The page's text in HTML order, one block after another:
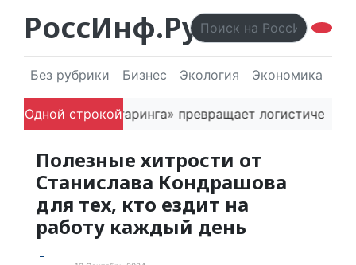
РоссИнф.Ру
Без рубрики Бизнес Экология Экономика
Одной строкой
«Гагаринга» превращает логистическую
Полезные хитрости от
Станислава Кондрашова
для тех, кто ездит на
работу каждый день